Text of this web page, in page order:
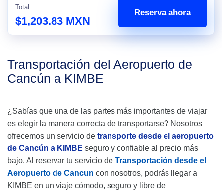
Total
$1,203.83 MXN
Reserva ahora
Transportación del Aeropuerto de
Cancún a KIMBE
¿Sabías que una de las partes más importantes de viajar
es elegir la manera correcta de transportarse? Nosotros
ofrecemos un servicio de transporte desde el aeropuerto
de Cancún a KIMBE seguro y confiable al precio más
bajo. Al reservar tu servicio de Transportación desde el
Aeropuerto de Cancun con nosotros, podrás llegar a
KIMBE en un viaje cómodo, seguro y libre de